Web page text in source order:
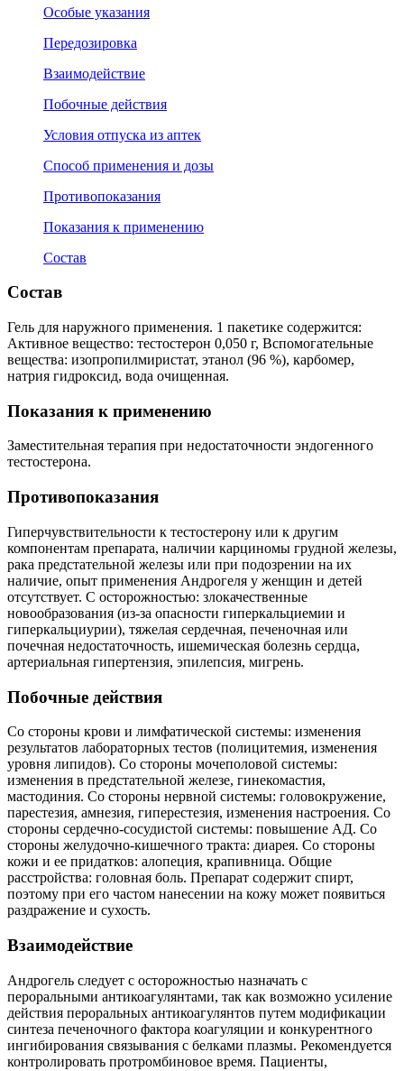
Особые указания
Передозировка
Взаимодействие
Побочные действия
Условия отпуска из аптек
Способ применения и дозы
Противопоказания
Показания к применению
Состав
Состав
Гель для наружного применения. 1 пакетике содержится:
Активное вещество: тестостерон 0,050 г, Вспомогательные
вещества: изопропилмиристат, этанол (96 %), карбомер,
натрия гидроксид, вода очищенная.
Показания к применению
Заместительная терапия при недостаточности эндогенного
тестостерона.
Противопоказания
Гиперчувствительности к тестостерону или к другим
компонентам препарата, наличии карциномы грудной железы,
рака предстательной железы или при подозрении на их
наличие, опыт применения Андрогеля у женщин и детей
отсутствует. С осторожностью: злокачественные
новообразования (из-за опасности гиперкальциемии и
гиперкальциурии), тяжелая сердечная, печеночная или
почечная недостаточность, ишемическая болезнь сердца,
артериальная гипертензия, эпилепсия, мигрень.
Побочные действия
Со стороны крови и лимфатической системы: изменения
результатов лабораторных тестов (полицитемия, изменения
уровня липидов). Со стороны мочеполовой системы:
изменения в предстательной железе, гинекомастия,
мастодиния. Со стороны нервной системы: головокружение,
парестезия, амнезия, гиперестезия, изменения настроения. Со
стороны сердечно-сосудистой системы: повышение АД. Со
стороны желудочно-кишечного тракта: диарея. Со стороны
кожи и ее придатков: алопеция, крапивница. Общие
расстройства: головная боль. Препарат содержит спирт,
поэтому при его частом нанесении на кожу может появиться
раздражение и сухость.
Взаимодействие
Андрогель следует с осторожностью назначать с
пероральными антикоагулянтами, так как возможно усиление
действия пероральных антикоагулянтов путем модификации
синтеза печеночного фактора коагуляции и конкурентного
ингибирования связывания с белками плазмы. Рекомендуется
контролировать протромбиновое время. Пациенты,